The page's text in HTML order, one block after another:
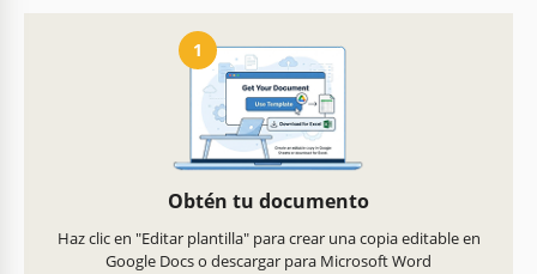
1
Obtén tu documento
Haz clic en "Editar plantilla" para crear una copia editable en
Google Docs o descargar para Microsoft Word